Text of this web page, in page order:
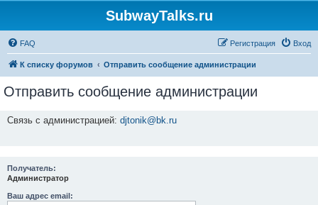
SubwayTalks.ru
FAQ Вход
Регистрация
К списку форумов Отправить сообщение администрации
Отправить сообщение администрации
Связь с администрацией: djtonik@bk.ru
Получатель:
Администратор
Ваш адрес email: